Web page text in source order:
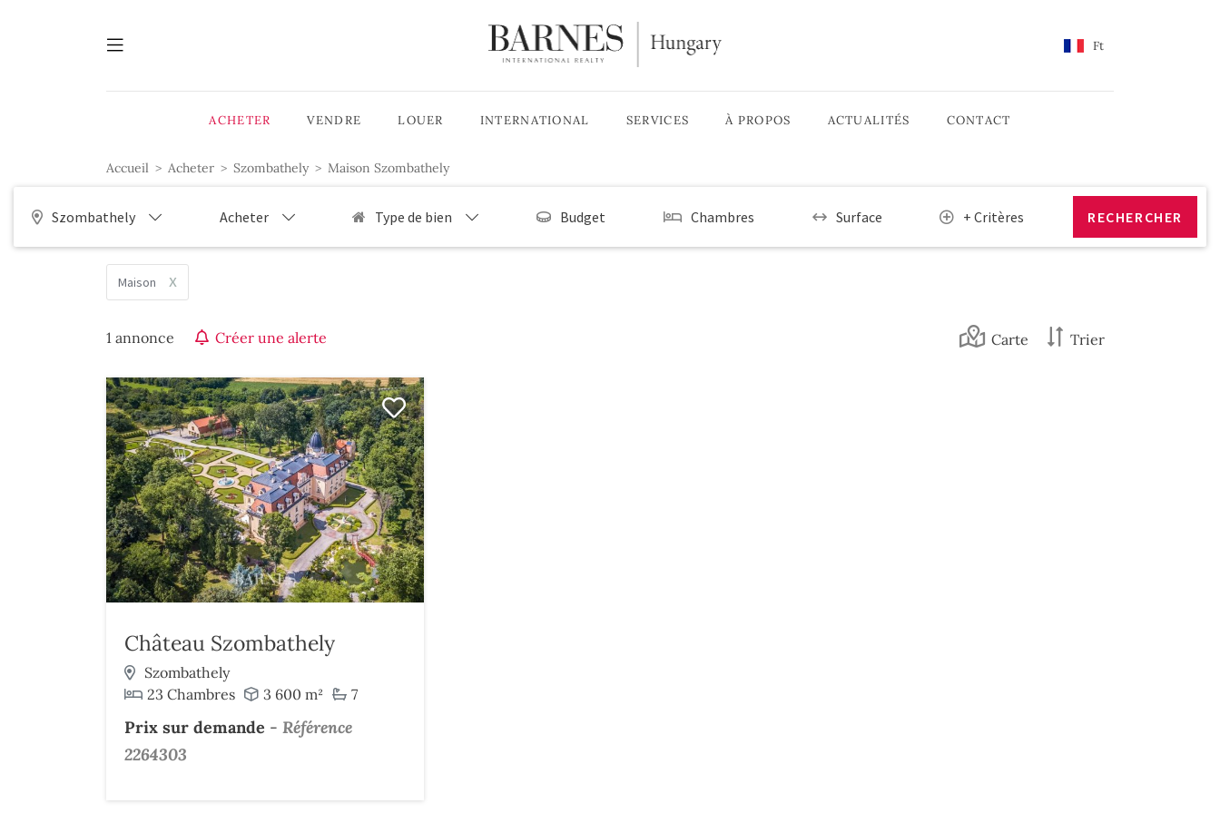
Ft
ACHETER VENDRE LOUER INTERNATIONAL SERVICES À PROPOS ACTUALITÉS CONTACT
Accueil Acheter Szombathely Maison Szombathely
Szombathely Acheter Type de bien Budget Chambres Surface + Critères
Maison x
1 annonce Créer une alerte Carte Trier
Château Szombathely
Szombathely
23 Chambres
3 600 m² 7
Prix sur demande - Référence
2264303